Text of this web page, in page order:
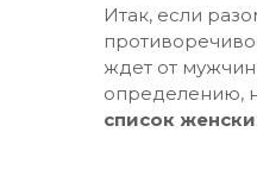
Итак, если
ждет от
определению,
список